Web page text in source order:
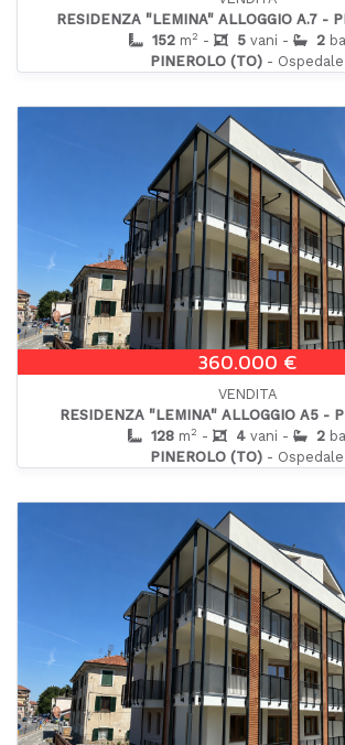
RESIDENZA "LEMINA" ALLOGGIO A.7 -
152m2 - 5vani - 2
PINEROLO (TO) - Ospedale
360.000 €
VENDITA
RESIDENZA "LEMINA" ALLOGGIO A5 -
128 m2 - 4 vani - 2
PINEROLO (TO) - Ospedale